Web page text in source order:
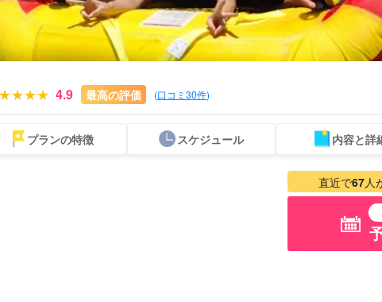
フェリー
往復乗船券付き
シュノーケル
ツアー
パラセーリング
ツアー
海水浴
瀬底島
ツアー
4.9 最高の評価 (口コミ30件)
プランの特徴 スケジュール 内容と詳
直近で67人